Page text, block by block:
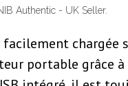
Authentic - UK Seller.
facilement chargée
portable grâce à